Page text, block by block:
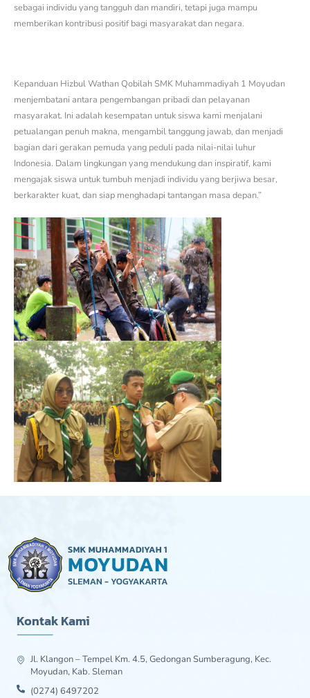
sebagai individu yang tangguh dan mandiri, tetapi juga mampu
memberikan kontribusi positif bagi masyarakat dan negara.
Kepanduan Hizbul Wathan Qobilah SMK Muhammadiyah 1 Moyudan
menjembatani antara pengembangan pribadi dan pelayanan
masyarakat. Ini adalah kesempatan untuk siswa kami menjalani
petualangan penuh makna, mengambil tanggung jawab, dan menjadi
bagian dari gerakan pemuda yang peduli pada nilai-nilai luhur
Indonesia. Dalam lingkungan yang mendukung dan inspiratif, kami
mengajak siswa untuk tumbuh menjadi individu yang berjiwa besar,
berkarakter kuat, dan siap menghadapi tantangan masa depan.”
Kontak Kami
Jl. Klangon – Tempel Km. 4.5, Gedongan Sumberagung, Kec.
Moyudan, Kab. Sleman
(0274) 6497202